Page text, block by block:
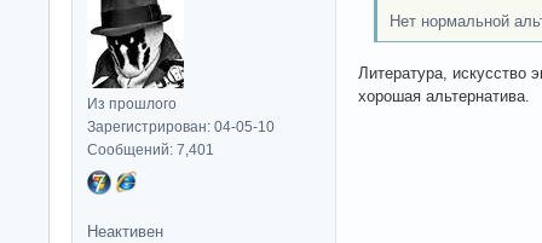
Из прошлого
Зарегистрирован: 04-05-10
Сообщений: 7,401
Нет нормальной
Литература,
хорошая альтернатива.
Неактивен